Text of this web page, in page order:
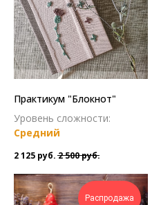
Практикум "Блокнот"
Уровень сложности:
Средний
2 125 руб. 2 500руб.
Распродажа